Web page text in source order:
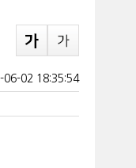
06-02 18:35:54